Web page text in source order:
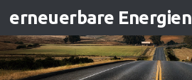
Zum Inhalt springen